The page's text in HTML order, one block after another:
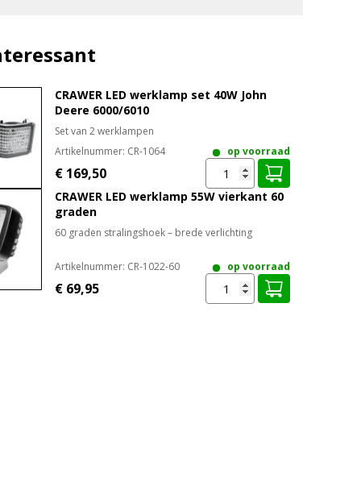
CRAWER LED werklamp set 40W John
Deere 6000/6010
Set van 2 werklampen
Artikelnummer: CR-1064 op voorraad
€ 169,50
CRAWER LED werklamp 55W vierkant 60
graden
60 graden stralingshoek – brede verlichting
Artikelnummer: CR-1022-60 op voorraad
€ 69,95